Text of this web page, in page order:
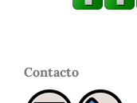
Contacto